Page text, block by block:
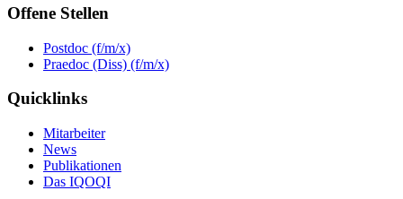
Offene Stellen
Postdoc (f/m/x)
Praedoc (Diss) (f/m/x)
Quicklinks
Mitarbeiter
News
Publikationen
Das IQOQI